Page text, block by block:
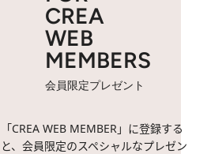
CREA
WEB
MEMBERS
会員限定プレゼント
「CREA WEB MEMBER」に登録する
と、会員限定のスペシャルなプレゼン